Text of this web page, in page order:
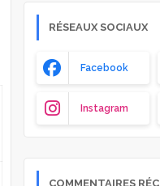
RÉSEAUX SOCIAUX
Facebook
Instagram
COMMENTAIRES